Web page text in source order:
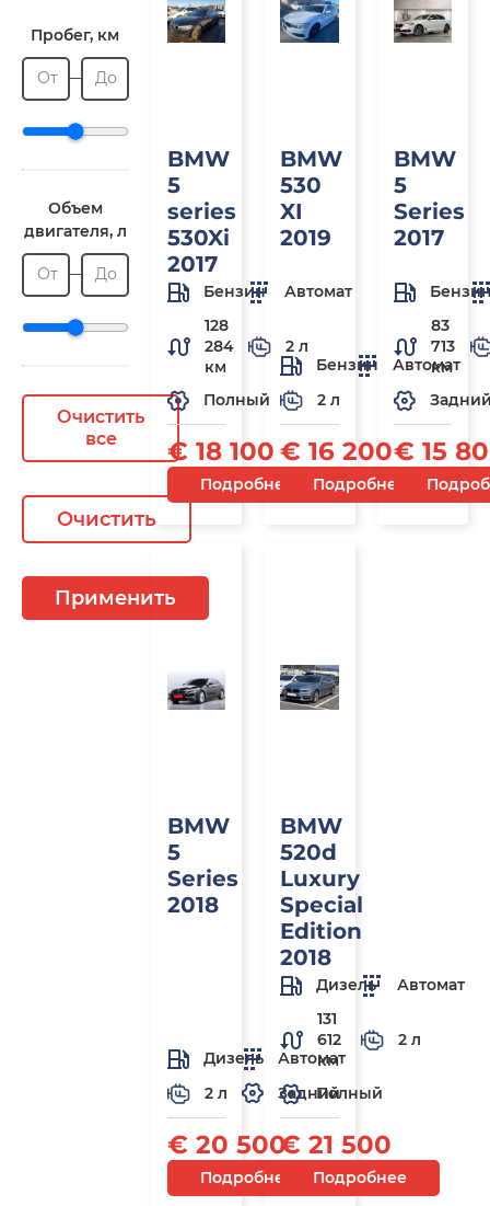
Пробег, км
От До
Объем
двигателя, л
От До
Очистить
все
Очистить
Применить
BMW
5
series
530Xi
2017
Бензин
Автомат
128
284
км
2 л
Полный
€ 18 100
Подробнее
BMW
530
XI
2019
Бензин
Автомат
2 л
€ 16 200
Подробнее
BMW
5
Series
2017
83
713
км
€ 15
BMW
5
Series
2018
Дизель
Автомат
2 л
Задний
€ 20 500
Подробнее
BMW
520d
Luxury
Special
Edition
2018
Дизель
Автомат
131
612
км
2 л
Полный
€ 21 500
Подробнее